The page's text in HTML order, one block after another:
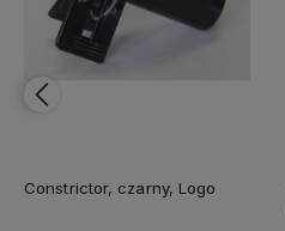
Constrictor, czarny, Logo